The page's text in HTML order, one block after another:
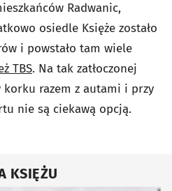
Radwanic,
osiedle Księże zostało
i powstało tam wiele
TBS. Na tak zatłoczonej
razem z autami i przy
nie są ciekawą opcją.
KSIĘŻU